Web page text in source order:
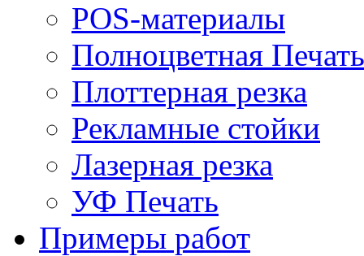
POS-материалы
Полноцветная Печать
Плоттерная резка
Рекламные стойки
Лазерная резка
УФ Печать
Примеры работ